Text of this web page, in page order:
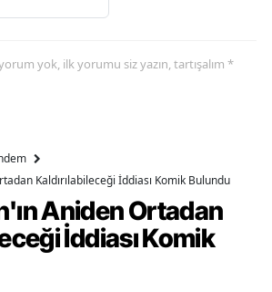
yok, ilk yorumu siz yazın, tartışalım *
Kaldırılabileceği İddiası Komik Bulundu
Aniden Ortadan
İddiası Komik